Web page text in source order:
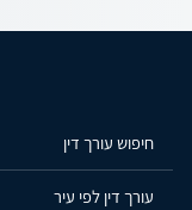
חיפוש עורך דין
עורך דין לפי עיר